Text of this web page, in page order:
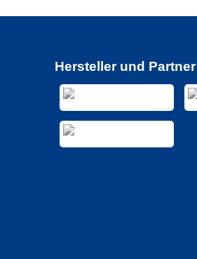
Hersteller und Partner